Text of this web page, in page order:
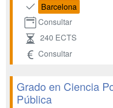
Barcelona
Consultar
240 ECTS
Consultar
Grado en Ciencia
Pública